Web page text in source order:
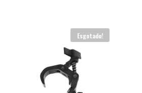
Esgotado!